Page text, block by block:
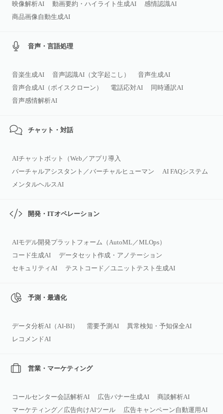
映像解析AI 動画要約・ハイライト生成AI
感情認識AI
商品画像自動生成AI
音声・言語処理
音楽生成AI 音声認識AI（文字起こし）
音声生成AI
音声合成AI（ボイスクローン）
電話応対AI
同時通訳AI
音声感情解析AI
チャット・対話
AIチャットボット（Web／アプリ導入
バーチャルアシスタント／バーチャルヒューマン
AI FAQシステム
メンタルヘルスAI
開発・ITオペレーション
AIモデル開発プラットフォーム（AutoML／MLOps）
コード生成AI
データセット作成・アノテーション
セキュリティAI
テストコード／ユニットテスト生成AI
予測・最適化
データ分析AI（AI‑BI） 需要予測AI
異常検知・予知保全AI
レコメンドAI
営業・マーケティング
コールセンター会話解析AI 広告バナー生成AI
商談解析AI
マーケティング／広告向けAIツール
広告キャンペーン自動運用AI